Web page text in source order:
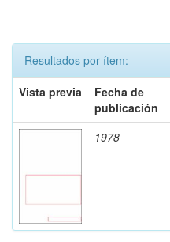
Resultados por ítem:
Vista previa
Fecha de
publicación
1978